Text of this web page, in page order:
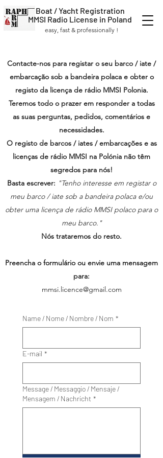
easy, fast & professionally !
Boat / Yacht Registration
MMSI Radio License in Poland
Contacte-nos para registar o seu barco / iate /
embarcação sob a bandeira polaca e obter o
registo da licença de rádio MMSI Polonia.
Teremos todo o prazer em responder a todas
as suas perguntas, pedidos, comentários e
necessidades.
O registo de barcos / iates / embarcações e as
licenças de rádio MMSI na Polónia não têm
segredos para nós!
Basta escrever: "Tenho interesse em registar o
meu barco / iate sob a bandeira polaca e/ou
obter uma licença de rádio MMSI polaco para o
meu barco."
Nós trataremos do resto.
Preencha o formulário ou envie uma mensagem
para:
mmsi.licence@gmail.com
Name / Nome / Nombre / Nom *
E-mail *
Message / Messaggio / Mensaje /
Mensagem / Nachricht *